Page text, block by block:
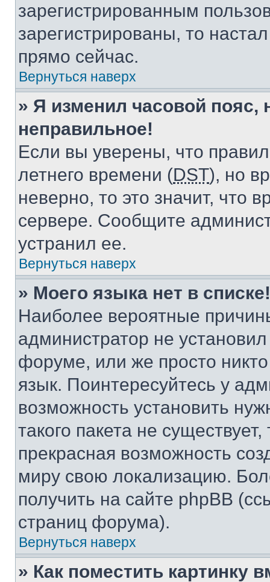
зарегистрированным
зарегистрированы, то
прямо сейчас.
Вернуться наверх
» Я изменил часовой пояс,
неправильное!
Если вы уверены, что
летнего времени (DST), но
неверно, то это значит, что
сервере. Сообщите
устранил ее.
Вернуться наверх
» Моего языка нет в списке!
Наиболее вероятные
администратор не
форуме, или же просто
язык. Поинтересуйтесь у
возможность установить
такого пакета не
прекрасная возможность
миру свою локализацию.
получить на сайте phpBB
страниц форума).
Вернуться наверх
» Как поместить картинку